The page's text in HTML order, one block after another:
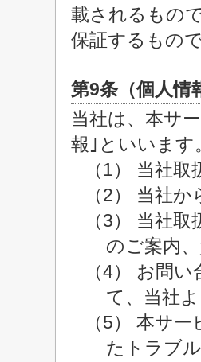
載されるもの
保証するもの
第9条（個人情
当社は、本サ
報｣といいま
（1） 当社
（2） 当社
（3） 当社
のご案内
（4） お問
て、当社
（5） 本サ
たトラブ